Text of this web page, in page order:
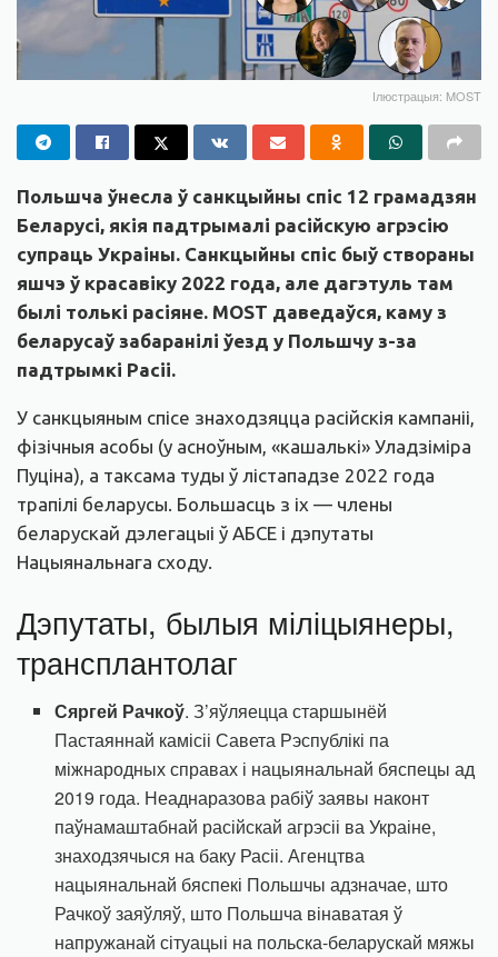
Ілюстрацыя: MOST
Польшча ўнесла ў санкцыйны спіс 12 грамадзян
Беларусі, якія падтрымалі расійскую агрэсію
супраць Украіны. Санкцыйны спіс быў створаны
яшчэ ў красавіку 2022 года, але дагэтуль там
былі толькі расіяне. MOST даведаўся, каму з
беларусаў забаранілі ўезд у Польшчу з-за
падтрымкі Расіі.
У санкцыяным спісе знаходзяцца расійскія кампаніі,
фізічныя асобы (у асноўным, «кашалькі» Уладзіміра
Пуціна), а таксама туды ў лістападзе 2022 года
трапілі беларусы. Большасць з іх — члены
беларускай дэлегацыі ў АБСЕ і дэпутаты
Нацыянальнага сходу.
Дэпутаты, былыя міліцыянеры,
трансплантолаг
Сяргей Рачкоў. З’яўляецца старшынёй
Пастаяннай камісіі Савета Рэспублікі па
міжнародных справах і нацыянальнай бяспецы ад
2019 года. Неаднаразова рабіў заявы наконт
паўнамаштабнай расійскай агрэсіі ва Украіне,
знаходзячыся на баку Расіі. Агенцтва
нацыянальнай бяспекі Польшчы адзначае, што
Рачкоў заяўляў, што Польшча вінаватая ў
напружанай сітуацыі на польска-беларускай мяжы